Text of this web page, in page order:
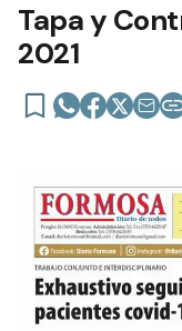
Tapa y
2021